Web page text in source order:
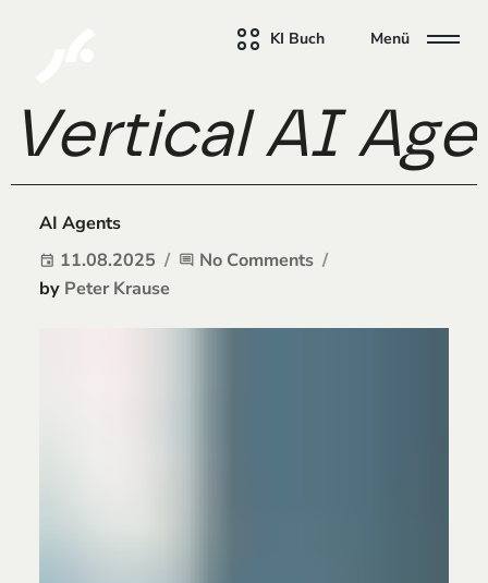
KI Buch Menü
Vertical AI
AI Agents
event 11.08.2025 comment No Comments
by Peter Krause